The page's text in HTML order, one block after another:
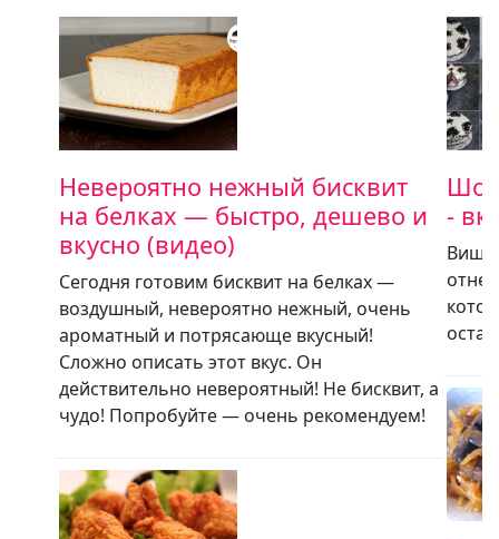
Невероятно нежный бисквит
на белках — быстро, дешево и
вкусно (видео)
Сегодня готовим бисквит на белках —
воздушный, невероятно нежный, очень
ароматный и потрясающе вкусный!
Сложно описать этот вкус. Он
действительно невероятный! Не бисквит, а
чудо! Попробуйте — очень рекомендуем!
-